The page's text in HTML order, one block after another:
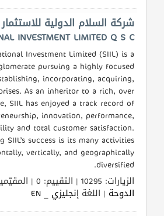
INVESTMENT LIMITED Q S C
Investment Limited (SIIL) is a
pursuing a highly focused
incorporating, acquiring,
As an inheritor to a rich, over
SIIL has enjoyed a track record of
innovation, performance,
and total customer satisfaction.
SIIL’s success is its many activities
vertically, and geographically
diversified.
الزيارات: 10295 | التقييم: 0 | المقيّمين: 0 | المدينة
الدوحة | اللغة إنجليزي _ EN